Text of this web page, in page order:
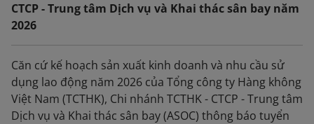
CTCP - Trung tâm Dịch vụ và Khai thác sân bay năm
2026
Căn cứ kế hoạch sản xuất kinh doanh và nhu cầu sử
dụng lao động năm 2026 của Tổng công ty Hàng không
Việt Nam (TCTHK), Chi nhánh TCTHK - CTCP - Trung tâm
Dịch vụ và Khai thác sân bay (ASOC) thông báo tuyển